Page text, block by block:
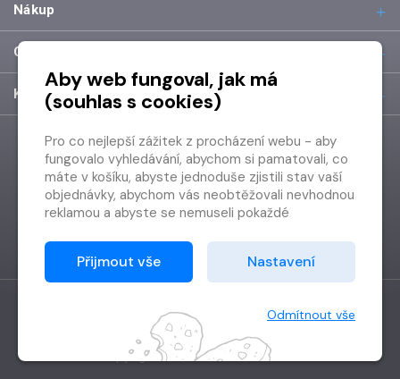
Nákup
O společnosti
Kontakt
Vytvořilo Grand IT s.r.o.
Copyright © 2026 Radioservis a.s.
Aby web fungoval, jak má
(souhlas s cookies)
Pro co nejlepší zážitek z procházení webu - aby
fungovalo vyhledávání, abychom si pamatovali, co
máte v košíku, abyste jednoduše zjistili stav vaší
objednávky, abychom vás neobtěžovali nevhodnou
reklamou a abyste se nemuseli pokaždé
Proto od vás potřebujeme souhlas se
zpracováním souborů cookies
Děkujeme, že nám ho dáte a pomůžete nám tak
Přijmout vše Nastavení
Odmítnout vše